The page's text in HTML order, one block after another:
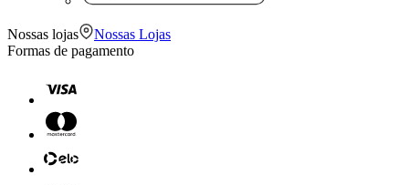
Nossas lojas
Nossas Lojas
Formas de pagamento